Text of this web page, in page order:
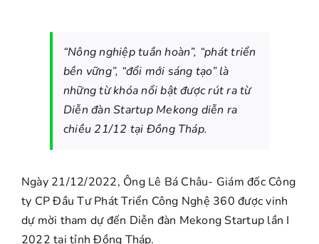
“Nông nghiệp tuần hoàn”, “phát triển
bền vững”, “đổi mới sáng tạo” là
những từ khóa nổi bật được rút ra từ
Diễn đàn Startup Mekong diễn ra
chiều 21/12 tại Đồng Tháp.
Ngày 21/12/2022, Ông Lê Bá Châu- Giám đốc Công
ty CP Đầu Tư Phát Triển Công Nghệ 360 được vinh
dự mời tham dự đến Diễn đàn Mekong Startup lần I
2022 tại tỉnh Đồng Tháp.